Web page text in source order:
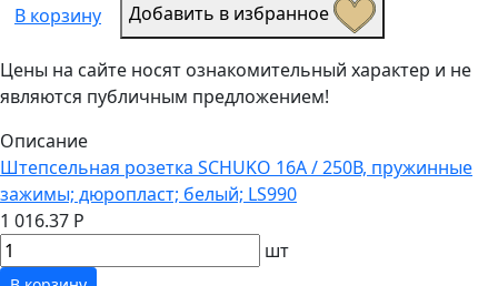
В корзину
Добавить в избранное
Цены на сайте носят ознакомительный характер и не
являются публичным предложением!
Описание
Штепсельная розетка SCHUKO 16А / 250В, пружинные
зажимы; дюропласт; белый; LS990
1 016.37 Р
шт